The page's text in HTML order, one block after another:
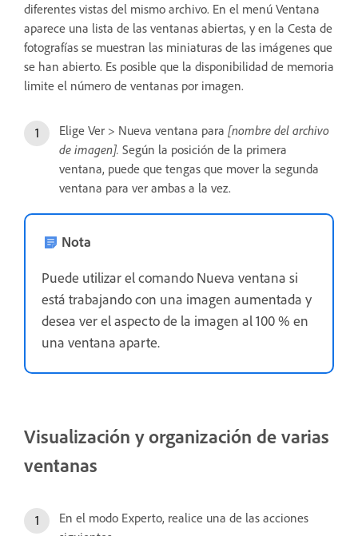
diferentes vistas del mismo archivo. En el menú Ventana
aparece una lista de las ventanas abiertas, y en la Cesta de
fotografías se muestran las miniaturas de las imágenes que
se han abierto. Es posible que la disponibilidad de memoria
limite el número de ventanas por imagen.
Elige Ver > Nueva ventana para [nombre del archivo
de imagen]. Según la posición de la primera
ventana, puede que tengas que mover la segunda
ventana para ver ambas a la vez.
Nota
Puede utilizar el comando Nueva ventana si
está trabajando con una imagen aumentada y
desea ver el aspecto de la imagen al 100 % en
una ventana aparte.
Visualización y organización de varias
ventanas
En el modo Experto, realice una de las acciones